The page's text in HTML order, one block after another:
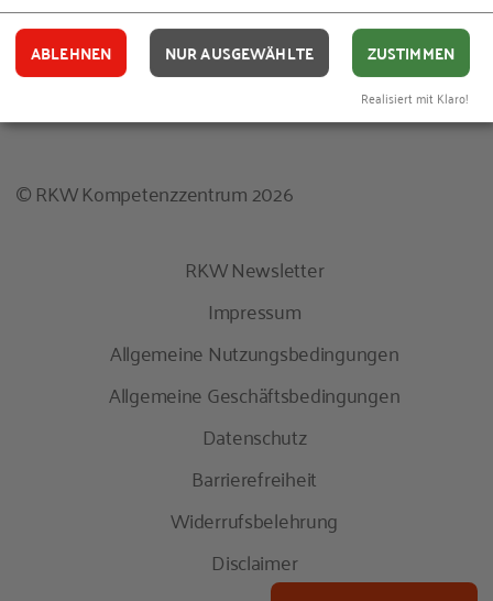
Ihnen gefällt dieser Beitrag? Teilen Sie ihn mit anderen:
© RKW Kompetenzzentrum 2026
RKW Newsletter
Impressum
Allgemeine Nutzungsbedingungen
Allgemeine Geschäftsbedingungen
Datenschutz
Barrierefreiheit
Widerrufsbelehrung
Disclaimer
ABLEHNEN NUR AUSGEWÄHLTE ZUSTIMMEN
Realisiert mit Klaro!